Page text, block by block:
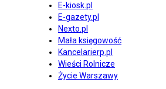
E-kiosk.pl
E-gazety.pl
Nexto.pl
Mała księgowość
Kancelarierp.pl
Wieści Rolnicze
Życie Warszawy